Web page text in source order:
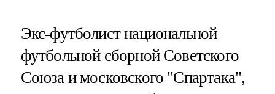
Экс-футболист национальной
футбольной сборной Советского
Союза и московского "Спартака",